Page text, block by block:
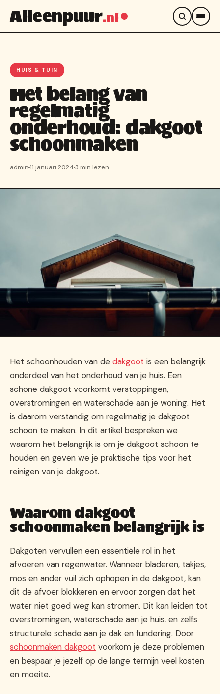
Alleenpuur.nl
HUIS & TUIN
Het belang van
regelmatig
onderhoud: dakgoot
schoonmaken
admin 11 januari 2024 3 min lezen
Het schoonhouden van de dakgoot is een belangrijk
onderdeel van het onderhoud van je huis. Een
schone dakgoot voorkomt verstoppingen,
overstromingen en waterschade aan je woning. Het
is daarom verstandig om regelmatig je dakgoot
schoon te maken. In dit artikel bespreken we
waarom het belangrijk is om je dakgoot schoon te
houden en geven we je praktische tips voor het
reinigen van je dakgoot.
Waarom dakgoot
schoonmaken belangrijk is
Dakgoten vervullen een essentiële rol in het
afvoeren van regenwater. Wanneer bladeren, takjes,
mos en ander vuil zich ophopen in de dakgoot, kan
dit de afvoer blokkeren en ervoor zorgen dat het
water niet goed weg kan stromen. Dit kan leiden tot
overstromingen, waterschade aan je huis, en zelfs
structurele schade aan je dak en fundering. Door
schoonmaken dakgoot voorkom je deze problemen
en bespaar je jezelf op de lange termijn veel kosten
en moeite.